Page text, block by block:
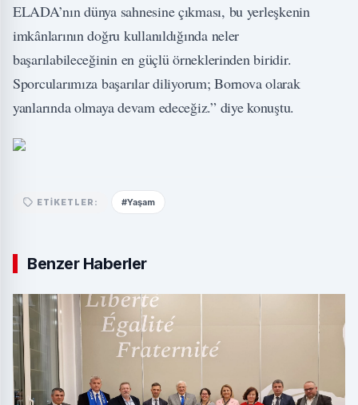
ELADA’nın dünya sahnesine çıkması, bu yerleşkenin
imkânlarının doğru kullanıldığında neler
başarılabileceğinin en güçlü örneklerinden biridir.
Sporcularımıza başarılar diliyorum; Bornova olarak
yanlarında olmaya devam edeceğiz.” diye konuştu.
ETIKETLER: #Yaşam
Benzer Haberler